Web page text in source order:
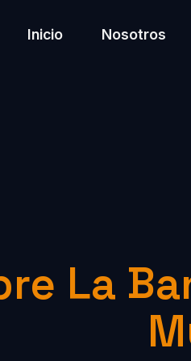
Inicio Nosotros
La